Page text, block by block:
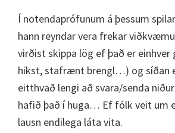
Í notendaprófunum á þessum
hann reyndar vera frekar
virðist skippa lög ef það er einhver
hikst, stafrænt brengl…) og síðan
eitthvað lengi að svara/senda
hafið það í huga… Ef fólk veit um
lausn endilega láta vita.